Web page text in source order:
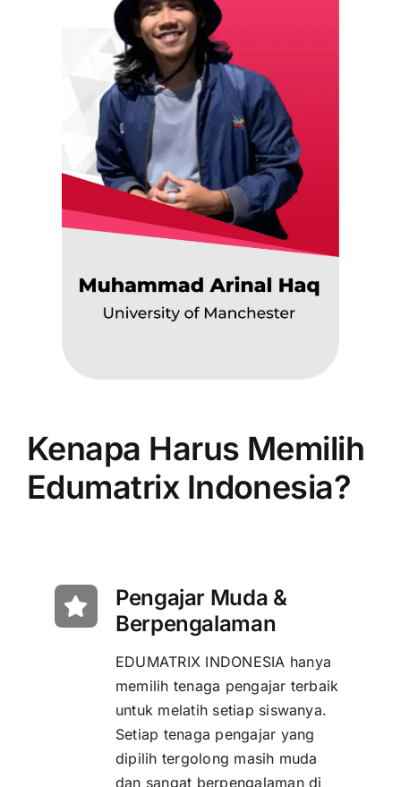
Kenapa Harus Memilih
Edumatrix Indonesia?
Pengajar Muda &
Berpengalaman
EDUMATRIX INDONESIA hanya
memilih tenaga pengajar terbaik
untuk melatih setiap siswanya.
Setiap tenaga pengajar yang
dipilih tergolong masih muda
dan sangat berpengalaman di